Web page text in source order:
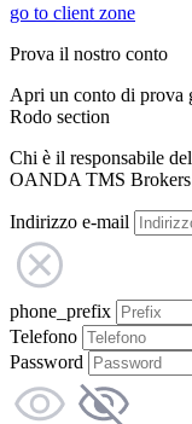
go to client zone
Prova il nostro conto
Apri un conto di prova
Rodo section
Chi è il responsabile
OANDA TMS Brokers
Indirizzo e-mail
phone_prefix
Telefono
Password